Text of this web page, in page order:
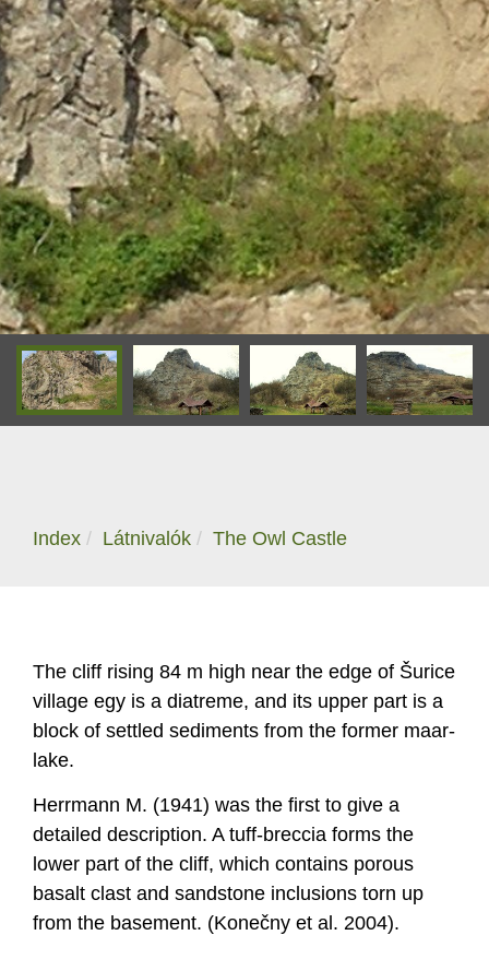
Index Látnivalók The Owl Castle
The cliff rising 84 m high near the edge of Šurice
village egy is a diatreme, and its upper part is a
block of settled sediments from the former maar-
lake.
Herrmann M. (1941) was the first to give a
detailed description. A tuff-breccia forms the
lower part of the cliff, which contains porous
basalt clast and sandstone inclusions torn up
from the basement. (Konečny et al. 2004).